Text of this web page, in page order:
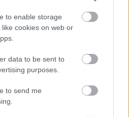
to enable storage
cookies on web or
data to be sent to
purposes.
to send me
(Ανοιχτό Θέατρο
Μεγάρου Μουσικής
θα
νέους σταθμούς, αλλά
να έχει αλλαγές.